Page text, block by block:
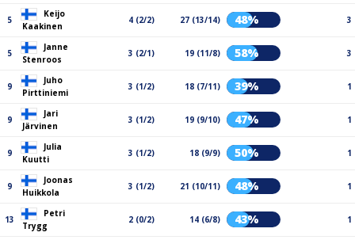
5
Keijo
Kaakinen
4 (2/2) 27 (13/14) 48% 3
5
Janne
Stenroos
3 (2/1) 19 (11/8) 58% 3
9
Juho
Pirttiniemi
3 (1/2) 18 (7/11) 39% 1
9
Jari
Järvinen
3 (1/2) 19 (9/10) 47% 1
9
Julia
Kuutti
3 (1/2) 18 (9/9) 50% 1
9
Joonas
Huikkola
3 (1/2) 21 (10/11) 48% 1
13
Petri
Trygg
2 (0/2) 14 (6/8) 43% 1